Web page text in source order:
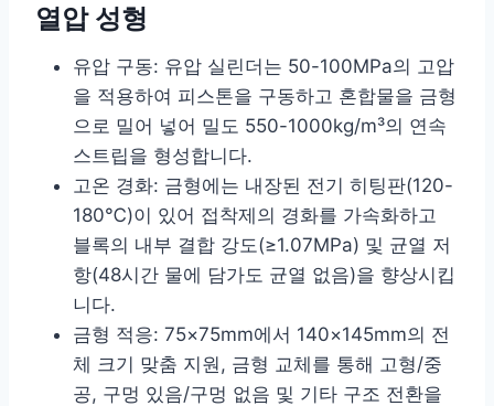
열압 성형
유압 구동: 유압 실린더는 50-100MPa의 고압
을 적용하여 피스톤을 구동하고 혼합물을 금형
으로 밀어 넣어 밀도 550-1000kg/m³의 연속
스트립을 형성합니다.
고온 경화: 금형에는 내장된 전기 히팅판(120-
180℃)이 있어 접착제의 경화를 가속화하고
블록의 내부 결합 강도(≥1.07MPa) 및 균열 저
항(48시간 물에 담가도 균열 없음)을 향상시킵
니다.
금형 적응: 75×75mm에서 140×145mm의 전
체 크기 맞춤 지원, 금형 교체를 통해 고형/중
공, 구멍 있음/구멍 없음 및 기타 구조 전환을